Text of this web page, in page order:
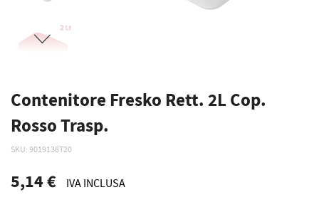
Contenitore Fresko Rett. 2L Cop.
Rosso Trasp.
SKU 9019138T20
5,14 € IVA INCLUSA